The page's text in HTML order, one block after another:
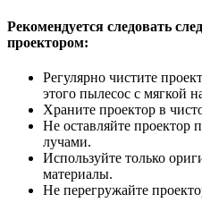
Рекомендуется следовать
проектором:
Регулярно чистите
этого пылесос с мягкой
Храните проектор в
Не оставляйте
лучами.
Используйте только
материалы.
Не перегружайте